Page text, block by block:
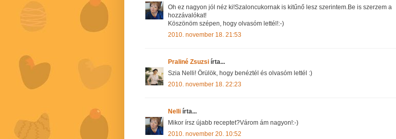
Oh ez nagyon jól néz ki!Szaloncukornak is kitűnő lesz szerintem.Be is szerzem a
hozzávalókat!
Köszönöm szépen, hogy olvasóm lettél!:-)
2010. november 18. 21:53
Praliné Zsuzsi írta...
Szia Nelli! Örülök, hogy benéztél és olvasóm lettél :)
2010. november 18. 22:23
Nelli írta...
Mikor írsz újabb receptet?Várom ám nagyon!:-)
2010. november 20. 10:52